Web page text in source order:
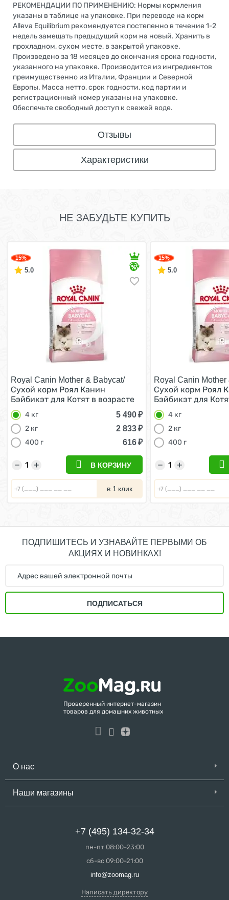
РЕКОМЕНДАЦИИ ПО ПРИМЕНЕНИЮ: Нормы кормления
указаны в таблице на упаковке. При переводе на корм
Alleva Equilibrium рекомендуется постепенно в течение 1-2
недель замещать предыдущий корм на новый. Хранить в
прохладном, сухом месте, в закрытой упаковке.
Произведено за 18 месяцев до окончания срока годности,
указанного на упаковке. Производится из ингредиентов
преимущественно из Италии, Франции и Северной
Европы. Масса нетто, срок годности, код партии и
регистрационный номер указаны на упаковке.
Обеспечьте свободный доступ к свежей воде.
Отзывы
Характеристики
НЕ ЗАБУДЬТЕ КУПИТЬ
15%
5.0
Royal Canin Mother & Babycat/
Сухой корм Роял Канин
Бэйбикэт для Котят в возрасте
от 1 до 4 месяцев 4 кг
4 кг 5 490₽
2 кг
2 833₽
400 г
616₽
+
− В КОРЗИНУ
в 1 клик
15%
5.0
Royal Canin Mother
Сухой корм Роял
Бэйбикэт для
от 1 до 4 месяцев
4 кг
2 кг
400 г
+
−
ПОДПИШИТЕСЬ И УЗНАВАЙТЕ ПЕРВЫМИ ОБ
АКЦИЯХ И НОВИНКАХ!
ПОДПИСАТЬСЯ
Проверенный интернет-магазин
товаров для домашних животных
О нас
Наши магазины
+7 (495) 134-32-34
пн-пт 08:00-23:00
сб-вс 09:00-21:00
info@zoomag.ru
Написать директору